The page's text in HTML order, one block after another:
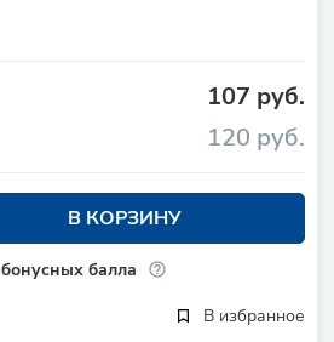
107 руб.
120 руб.
В КОРЗИНУ
бонусных балла
В избранное